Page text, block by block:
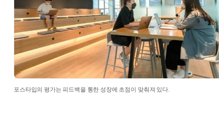
포스타입의 평가는 피드백을 통한 성장에 초점이 맞춰져 있다.